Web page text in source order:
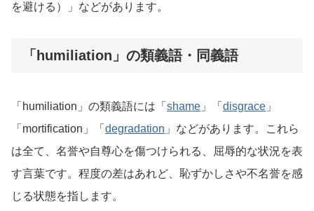
を避ける）」などがあります。
「humiliation」の類義語・同義語
「humiliation」の類義語には「 shame 」「 disgrace 」
「mortification」「 degradation 」などがあります。これら
は全て、名誉や自尊心を傷つけられる、屈辱的な状況を表
す言葉です。程度の差はあれど、恥ずかしさや不名誉を感
じる状態を指します。